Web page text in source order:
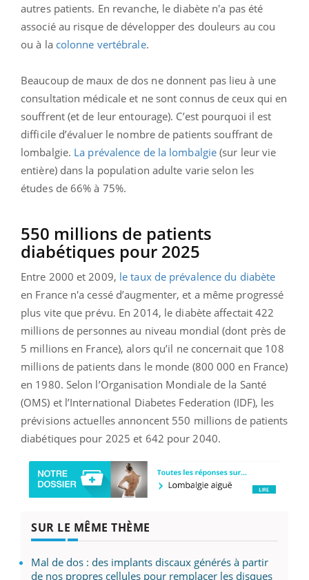
autres patients. En revanche, le diabète n'a pas été
associé au risque de développer des douleurs au cou
ou à la colonne vertébrale.
Beaucoup de maux de dos ne donnent pas lieu à une
consultation médicale et ne sont connus de ceux qui en
souffrent (et de leur entourage). C’est pourquoi il est
difficile d’évaluer le nombre de patients souffrant de
lombalgie. La prévalence de la lombalgie (sur leur vie
entière) dans la population adulte varie selon les
études de 66% à 75%.
550 millions de patients
diabétiques pour 2025
Entre 2000 et 2009, le taux de prévalence du diabète
en France n'a cessé d’augmenter, et a même progressé
plus vite que prévu. En 2014, le diabète affectait 422
millions de personnes au niveau mondial (dont près de
5 millions en France), alors qu’il ne concernait que 108
millions de patients dans le monde (800 000 en France)
en 1980. Selon l’Organisation Mondiale de la Santé
(OMS) et l’International Diabetes Federation (IDF), les
prévisions actuelles annoncent 550 millions de patients
diabétiques pour 2025 et 642 pour 2040.
SUR LE MÊME THÈME
Mal de dos : des implants discaux générés à partir
de nos propres cellules pour remplacer les disques